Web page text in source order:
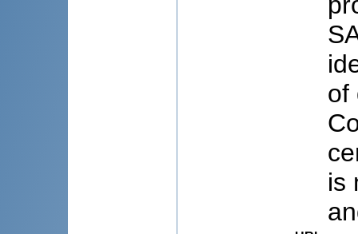
of
is